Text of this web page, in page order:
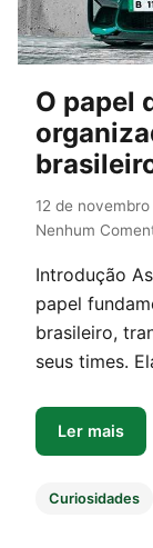
O papel
12 de
Nenhum
Introdução
papel
brasileiro,
seus times.
Ler mais
Curiosidades